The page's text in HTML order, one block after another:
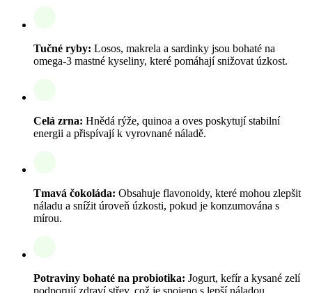
Tučné ryby: Losos, makrela a sardinky jsou bohaté na
omega-3 mastné kyseliny, které pomáhají snižovat úzkost.
Celá zrna: Hnědá rýže, quinoa a oves poskytují stabilní
energii a přispívají k vyrovnané náladě.
Tmavá čokoláda: Obsahuje flavonoidy, které mohou zlepšit
náladu a snížit úroveň úzkosti, pokud je konzumována s
mírou.
Potraviny bohaté na probiotika: Jogurt, kefír a kysané zelí
podporují zdraví střev, což je spojeno s lepší náladou.